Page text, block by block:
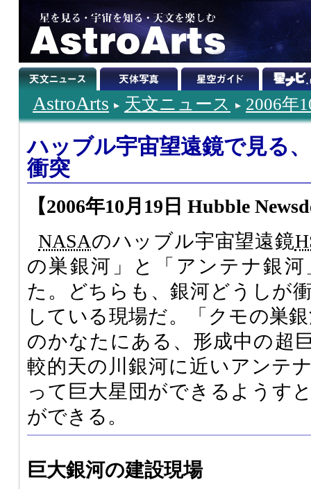
AstroArts 天文ニュース 2006年
ハッブル宇宙望遠鏡で見る
衝突
【2006年10月19日 Hubble
NASAのハッブル宇宙望遠鏡
の巣銀河」と「アンテナ銀
た。どちらも、銀河どうしが
している現場だ。「クモの巣
のかなたにある、形成中の超
較的天の川銀河に近いアンテ
って巨大星団ができるようす
ができる。
巨大銀河の建設現場